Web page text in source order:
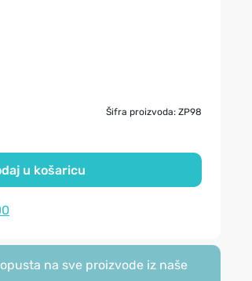
Šifra proizvoda: ZP98
u košaricu
na sve proizvode iz naše